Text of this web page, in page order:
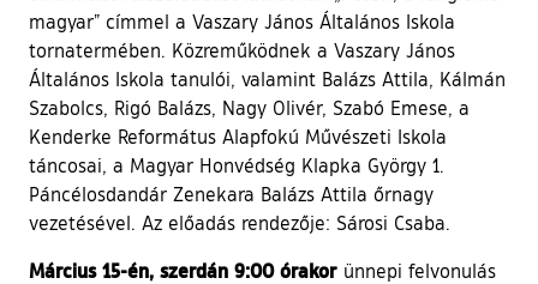
magyar” címmel a Vaszary János Általános Iskola
tornatermében. Közreműködnek a Vaszary János
Általános Iskola tanulói, valamint Balázs Attila, Kálmán
Szabolcs, Rigó Balázs, Nagy Olivér, Szabó Emese, a
Kenderke Református Alapfokú Művészeti Iskola
táncosai, a Magyar Honvédség Klapka György 1.
Páncélosdandár Zenekara Balázs Attila őrnagy
vezetésével. Az előadás rendezője: Sárosi Csaba.
Március 15-én, szerdán 9:00 órakor ünnepi felvonulás